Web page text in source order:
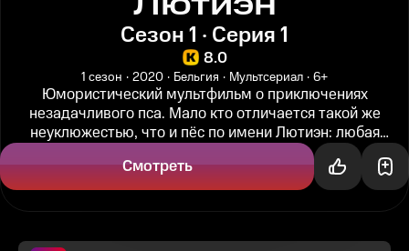
Сезон 1 · Серия 1
8.0
1 сезон 2020 Бельгия Мультсериал 6+
Юмористический мультфильм о приключениях
незадачливого пса. Мало кто отличается такой же
неуклюжестью, что и пёс по имени Лютиэн: любая
бытовая ситуация вызывает у него...
Смотреть